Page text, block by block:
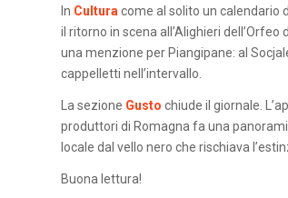
In Cultura come al solito un calendario
il ritorno in scena all’Alighieri
una menzione per Piangipane: al
cappelletti nell’intervallo.
La sezione Gusto chiude il giornale.
produttori di Romagna fa una
locale dal vello nero che rischiava
Buona lettura!